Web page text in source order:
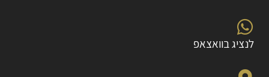
לנציג בוואצאפ